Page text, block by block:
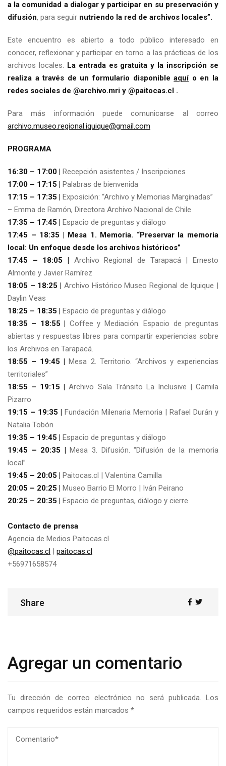
a la comunidad a dialogar y participar en su preservación y
difusión, para seguir nutriendo la red de archivos locales”.
Este encuentro es abierto a todo público interesado en
conocer, reflexionar y participar en torno a las prácticas de los
archivos locales. La entrada es gratuita y la inscripción se
realiza a través de un formulario disponibleaquío en la
redes sociales de @archivo.mri y @paitocas.cl .
Para más información puede comunicarse al correo
archivo.museo.regional.iquique@gmail.com
PROGRAMA
16:30 – 17:00 | Recepción asistentes / Inscripciones
17:00 – 17:15 | Palabras de bienvenida
17:15 – 17:35 | Exposición: “Archivo y Memorias Marginadas”
– Emma de Ramón, Directora Archivo Nacional de Chile
17:35 – 17:45 | Espacio de preguntas y diálogo
17:45 – 18:35 | Mesa 1. Memoria. “Preservar la memoria
local: Un enfoque desde los archivos históricos”
17:45 – 18:05 | Archivo Regional de Tarapacá | Ernesto
Almonte y Javier Ramírez
18:05 – 18:25 | Archivo Histórico Museo Regional de Iquique |
Daylin Veas
18:25 – 18:35 | Espacio de preguntas y diálogo
18:35 – 18:55 | Coffee y Mediación. Espacio de preguntas
abiertas y respuestas libres para compartir experiencias sobre
los Archivos en Tarapacá.
18:55 – 19:45 | Mesa 2. Territorio. “Archivos y experiencias
territoriales”
18:55 – 19:15 | Archivo Sala Tránsito La Inclusive | Camila
Pizarro
19:15 – 19:35 | Fundación Milenaria Memoria | Rafael Durán y
Natalia Tobón
19:35 – 19:45 | Espacio de preguntas y diálogo
19:45 – 20:35 | Mesa 3. Difusión. “Difusión de la memoria
local”
19:45 – 20:05 | Paitocas.cl | Valentina Camilla
20:05 – 20:25 | Museo Barrio El Morro | Iván Peirano
20:25 – 20:35 | Espacio de preguntas, diálogo y cierre.
Contacto de prensa
Agencia de Medios Paitocas.cl
@paitocas.cl | paitocas.cl
+56971658574
Share
Share
Agregar un comentario
Tu dirección de correo electrónico no será publicada. Los
campos requeridos están marcados *